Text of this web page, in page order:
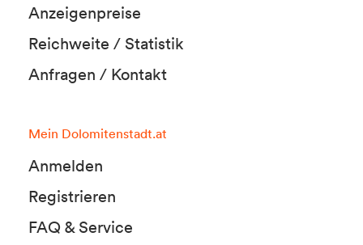
Anzeigenpreise
Reichweite / Statistik
Anfragen / Kontakt
Mein Dolomitenstadt.at
Anmelden
Registrieren
FAQ & Service